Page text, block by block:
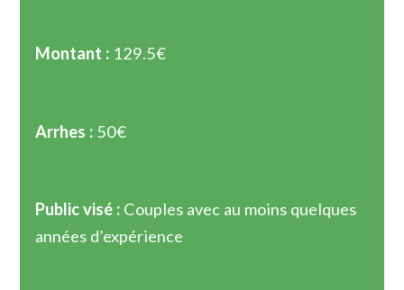
Montant : 129.5€
Arrhes : 50€
Public visé : Couples avec au moins quelques
années d’expérience